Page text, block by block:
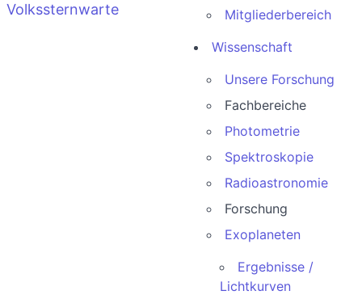
Mitgliederbereich
Wissenschaft
Unsere Forschung
Fachbereiche
Photometrie
Spektroskopie
Radioastronomie
Forschung
Exoplaneten
Ergebnisse /
Lichtkurven